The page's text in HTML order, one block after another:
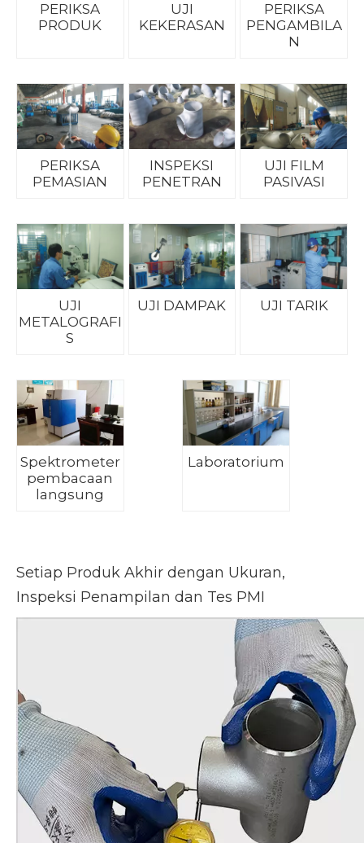
PERIKSA
PRODUK
UJI
KEKERASAN
PERIKSA
PENGAMBILA
N
PERIKSA
PEMASIAN
INSPEKSI
PENETRAN
UJI FILM
PASIVASI
UJI
METALOGRAFI
S
UJI DAMPAK UJI TARIK
Spektrometer
pembacaan
langsung
Laboratorium
Setiap Produk Akhir dengan Ukuran,
Inspeksi Penampilan dan Tes PMI